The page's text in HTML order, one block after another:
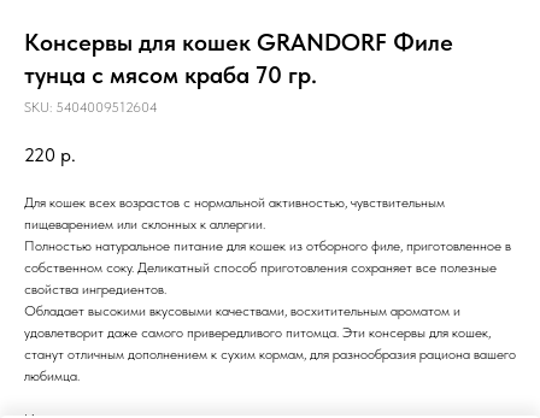
Консервы для кошек GRANDORF Филе
тунца с мясом краба 70 гр.
SKU: 5404009512604
220 р.
Для кошек всех возрастов с нормальной активностью, чувствительным
пищеварением или склонных к аллергии.
Полностью натуральное питание для кошек из отборного филе, приготовленное в
собственном соку. Деликатный способ приготовления сохраняет все полезные
свойства ингредиентов.
Обладает высокими вкусовыми качествами, восхитительным ароматом и
удовлетворит даже самого привередливого питомца. Эти консервы для кошек,
станут отличным дополнением к сухим кормам, для разнообразия рациона вашего
любимца.